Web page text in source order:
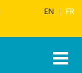
EN FR